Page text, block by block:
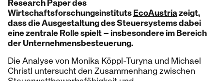
Research Paper des
WirtschaftsforschungsinstitutsEcoAustriazeigt,
dass die Ausgestaltung des Steuersystems dabei
eine zentrale Rolle spielt – insbesondere im Bereich
der Unternehmensbesteuerung.
Die Analyse von Monika Köppl-Turyna und Michael
Christl untersucht den Zusammenhang zwischen